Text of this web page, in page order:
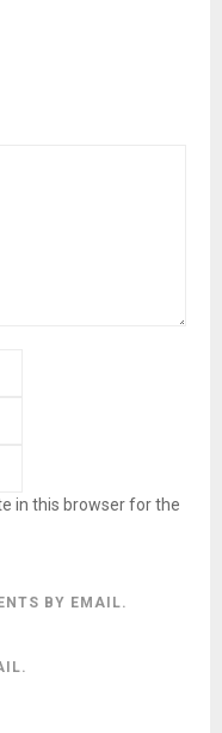
in this browser for the
BY EMAIL.